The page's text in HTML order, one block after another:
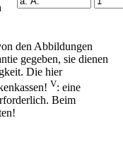
den Abbildungen
gegeben, sie dienen
Die hier
V: eine
Beim